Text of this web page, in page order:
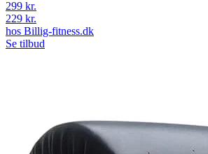
299 kr.
229 kr.
hos Billig-fitness.dk
Se tilbud